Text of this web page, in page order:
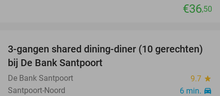
€36,50
30%
3-gangen shared dining-diner (10 gerechten)
bij De Bank Santpoort
De Bank Santpoort 9.7 star
Santpoort-Noord 6 min. directions_car